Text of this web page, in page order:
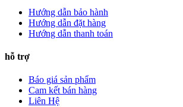
Hướng dẫn bảo hành
Hướng dẫn đặt hàng
Hướng dẫn thanh toán
hỗ trợ
Báo giá sản phẩm
Cam kết bán hàng
Liên Hệ